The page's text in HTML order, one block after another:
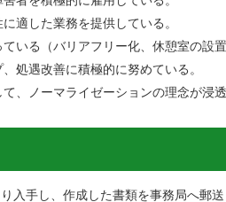
適した業務を提供している。
いる（バリアフリー化、休憩室の設置
処遇改善に積極的に努めている。
、ノーマライゼーションの理念が浸透
入手し、作成した書類を事務局へ郵